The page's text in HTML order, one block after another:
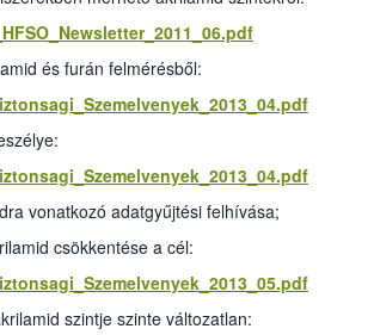
és furán felmérésből:
vonatkozó adatgyűjtési felhívása;
csökkentése a cél:
szintje szinte változatlan: